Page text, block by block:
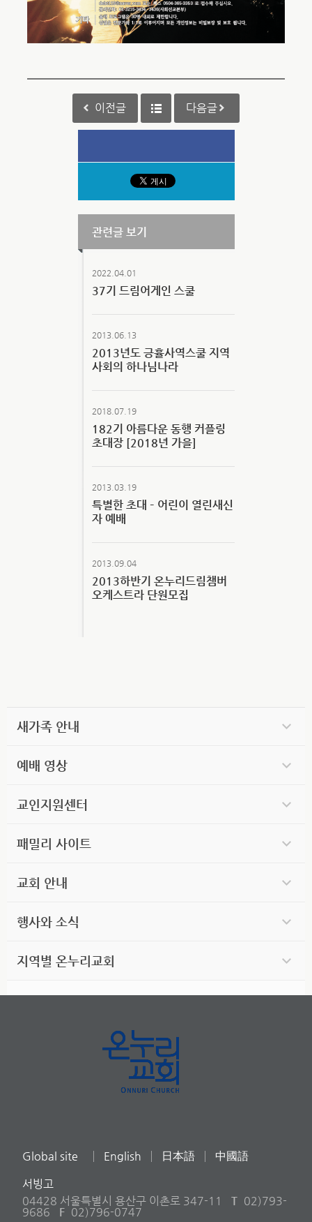
이전글 다음글
관련글 보기
2022.04.01
37기 드림어게인 스쿨
2013.06.13
2013년도 긍휼사역스쿨 지역
사회의 하나님나라
2018.07.19
182기 아름다운 동행 커플링
초대장 [2018년 가을]
2013.03.19
특별한 초대 – 어린이 열린새신
자 예배
2013.09.04
2013하반기 온누리드림챔버
오케스트라 단원모집
새가족 안내
예배 영상
교인지원센터
패밀리 사이트
교회 안내
행사와 소식
지역별 온누리교회
Global site English 日本語 中國語
서빙고
04428 서울특별시 용산구 이촌로 347-11
T 02)793-
9686
F 02)796-0747